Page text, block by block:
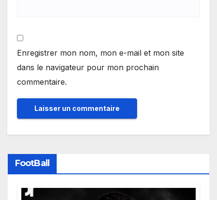
Enregistrer mon nom, mon e-mail et mon site
dans le navigateur pour mon prochain
commentaire.
FootBall